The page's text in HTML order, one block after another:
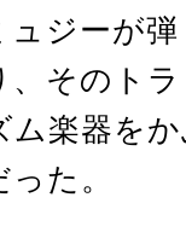
ジーが
そのト
ム楽器を
た。